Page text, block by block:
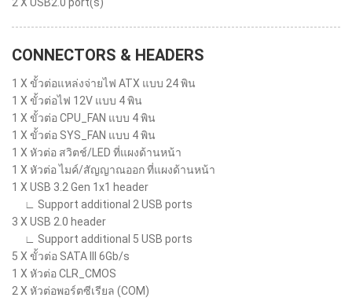
CONNECTORS & HEADERS
1 X ขั้วต่อแหล่งจ่ายไฟ ATX แบบ 24 พิน
1 X ขั้วต่อไฟ 12V แบบ 4 พิน
1 X ขั้วต่อ CPU_FAN แบบ 4 พิน
1 X ขั้วต่อ SYS_FAN แบบ 4 พิน
1 X หัวต่อ สวิตช์/LED ที่แผงด้านหน้า
1 X หัวต่อ ไมค์/สัญญาณออก ที่แผงด้านหน้า
1 X USB 3.2 Gen 1x1 header
∟ Support additional 2 USB ports
3 X USB 2.0 header
∟ Support additional 5 USB ports
5 X ขั้วต่อ SATA III 6Gb/s
1 X หัวต่อ CLR_CMOS
2 X หัวต่อพอร์ตซีเรียล (COM)